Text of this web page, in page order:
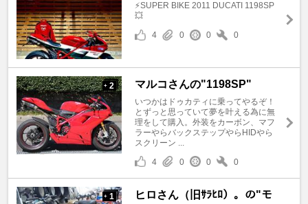
⚡️SUPER BIKE 2011 DUCATI 1198SP
💥
4
0 0 0
+ 2 マルコさんの"1198SP"
いつかはドゥカティに乗ってやるぞ！
とずっと思っていて夢を叶える為に無
理をして購入。外装をカーボン、マフ
ラーやらバックステップやらHIDやら
スクリーン ...
4
0 0 0
+ 1
ヒロさん（旧ｻﾗﾋﾛ）。の"モ